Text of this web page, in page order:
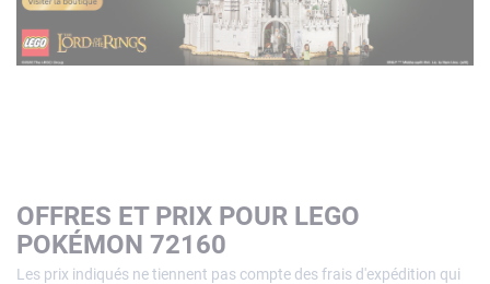
OFFRES ET PRIX POUR LEGO
POKÉMON 72160
Les prix indiqués ne tiennent pas compte des frais d'expédition qui